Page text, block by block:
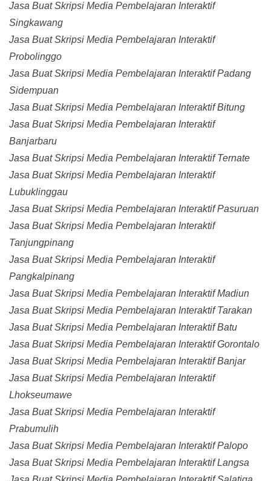
Jasa Buat Skripsi Media Pembelajaran Interaktif
Singkawang
Jasa Buat Skripsi Media Pembelajaran Interaktif
Probolinggo
Jasa Buat Skripsi Media Pembelajaran Interaktif Padang
Sidempuan
Jasa Buat Skripsi Media Pembelajaran Interaktif Bitung
Jasa Buat Skripsi Media Pembelajaran Interaktif
Banjarbaru
Jasa Buat Skripsi Media Pembelajaran Interaktif Ternate
Jasa Buat Skripsi Media Pembelajaran Interaktif
Lubuklinggau
Jasa Buat Skripsi Media Pembelajaran Interaktif Pasuruan
Jasa Buat Skripsi Media Pembelajaran Interaktif
Tanjungpinang
Jasa Buat Skripsi Media Pembelajaran Interaktif
Pangkalpinang
Jasa Buat Skripsi Media Pembelajaran Interaktif Madiun
Jasa Buat Skripsi Media Pembelajaran Interaktif Tarakan
Jasa Buat Skripsi Media Pembelajaran Interaktif Batu
Jasa Buat Skripsi Media Pembelajaran Interaktif Gorontalo
Jasa Buat Skripsi Media Pembelajaran Interaktif Banjar
Jasa Buat Skripsi Media Pembelajaran Interaktif
Lhokseumawe
Jasa Buat Skripsi Media Pembelajaran Interaktif
Prabumulih
Jasa Buat Skripsi Media Pembelajaran Interaktif Palopo
Jasa Buat Skripsi Media Pembelajaran Interaktif Langsa